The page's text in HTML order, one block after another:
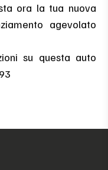
ora la tua nuova
agevolato
su questa auto